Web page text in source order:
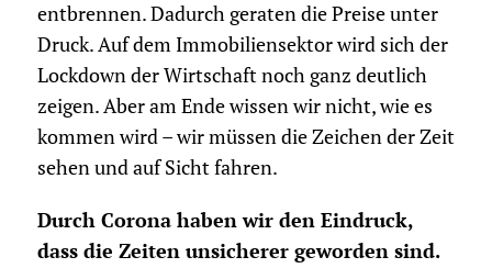
entbrennen. Dadurch geraten die Preise unter
Druck. Auf dem Immobiliensektor wird sich der
Lockdown der Wirtschaft noch ganz deutlich
zeigen. Aber am Ende wissen wir nicht, wie es
kommen wird – wir müssen die Zeichen der Zeit
sehen und auf Sicht fahren.
Durch Corona haben wir den Eindruck,
dass die Zeiten unsicherer geworden sind.